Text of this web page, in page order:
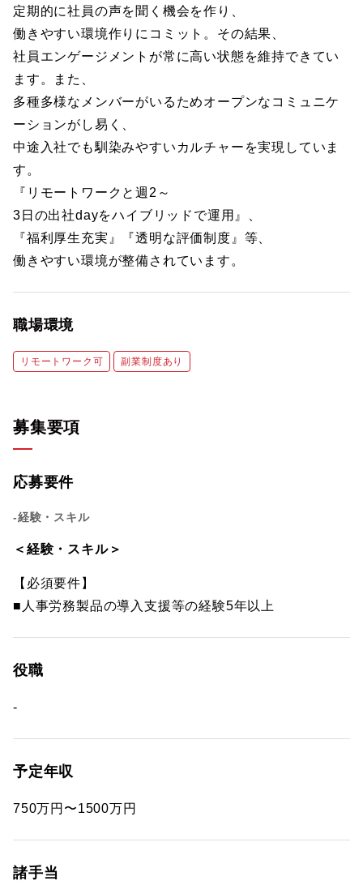
定期的に社員の声を聞く機会を作り、
働きやすい環境作りにコミット。その結果、
社員エンゲージメントが常に高い状態を維持できてい
ます。また、
多種多様なメンバーがいるためオープンなコミュニケ
ーションがし易く、
中途入社でも馴染みやすいカルチャーを実現していま
す。
『リモートワークと週2～
3日の出社dayをハイブリッドで運用』、
『福利厚生充実』『透明な評価制度』等、
働きやすい環境が整備されています。
職場環境
リモートワーク可 副業制度あり
募集要項
応募要件
-経験・スキル
＜経験・スキル＞
【必須要件】
■人事労務製品の導入支援等の経験5年以上
役職
-
予定年収
750万円〜1500万円
諸手当